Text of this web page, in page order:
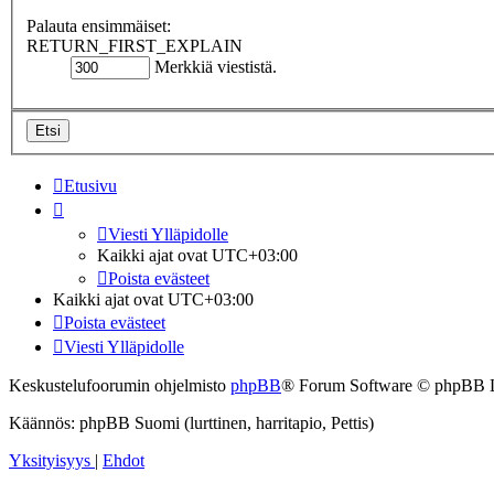
Palauta ensimmäiset:
RETURN_FIRST_EXPLAIN
Merkkiä viestistä.
Etusivu
Viesti Ylläpidolle
Kaikki ajat ovat UTC+03:00
Poista evästeet
Kaikki ajat ovat UTC+03:00
Poista evästeet
Viesti Ylläpidolle
Keskustelufoorumin ohjelmisto phpBB® Forum Software © phpBB
Käännös: phpBB Suomi (lurttinen, harritapio, Pettis)
Yksityisyys | Ehdot